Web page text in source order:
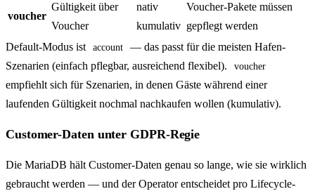
voucher
Gültigkeit über
Voucher
nativ
kumulativ
Voucher-Pakete müssen
gepflegt werden
Default-Modus ist account
— das passt für die meisten Hafen-
Szenarien (einfach pflegbar, ausreichend flexibel).
voucher
empfiehlt sich für Szenarien, in denen Gäste während einer
laufenden Gültigkeit nochmal nachkaufen wollen (kumulativ).
Customer-Daten unter GDPR-Regie
Die MariaDB hält Customer-Daten genau so lange, wie sie wirklich
gebraucht werden — und der Operator entscheidet pro Lifecycle-